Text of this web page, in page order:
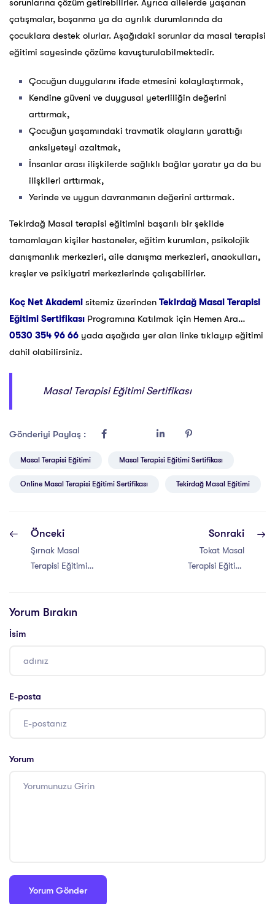
sorunlarına çözüm getirebilirler. Ayrıca ailelerde yaşanan
çatışmalar, boşanma ya da ayrılık durumlarında da
çocuklara destek olurlar. Aşağıdaki sorunlar da masal terapisi
eğitimi sayesinde çözüme kavuşturulabilmektedir.
Çocuğun duygularını ifade etmesini kolaylaştırmak,
Kendine güveni ve duygusal yeterliliğin değerini
arttırmak,
Çocuğun yaşamındaki travmatik olayların yarattığı
anksiyeteyi azaltmak,
İnsanlar arası ilişkilerde sağlıklı bağlar yaratır ya da bu
ilişkileri arttırmak,
Yerinde ve uygun davranmanın değerini arttırmak.
Tekirdağ Masal terapisi eğitimini başarılı bir şekilde
tamamlayan kişiler hastaneler, eğitim kurumları, psikolojik
danışmanlık merkezleri, aile danışma merkezleri, anaokulları,
kreşler ve psikiyatri merkezlerinde çalışabilirler.
Koç Net Akademi sitemiz üzerinden Tekirdağ Masal Terapisi
Eğitimi Sertifikası Programına Katılmak için Hemen Ara…
0530 354 96 66 yada aşağıda yer alan linke tıklayıp eğitimi
dahil olabilirsiniz.
Masal Terapisi Eğitimi Sertifikası
Gönderiyi Paylaş :
Masal Terapisi Eğitimi Masal Terapisi Eğitimi Sertifikası
Online Masal Terapisi Eğitimi Sertifikası Tekirdağ Masal Eğitimi
Önceki
Şırnak Masal
Terapisi Eğitimi
Sonraki
Tokat Masal
Terapisi Eğitimi
Yorum Bırakın
İsim
E-posta
Yorum